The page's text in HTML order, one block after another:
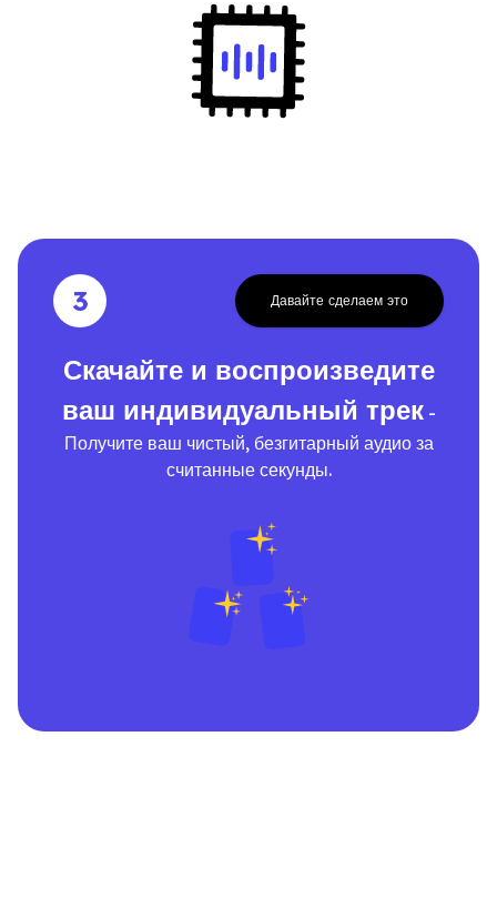
3 Давайте сделаем это
Скачайте и воспроизведите
ваш индивидуальный трек-
Получите ваш чистый, безгитарный аудио за
считанные секунды.